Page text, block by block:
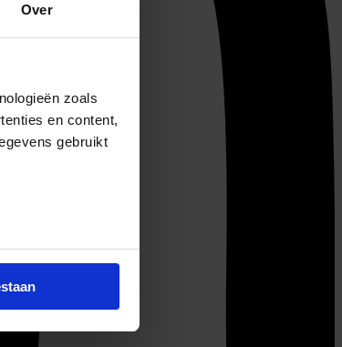
Over
zoals
en content,
gebruikt